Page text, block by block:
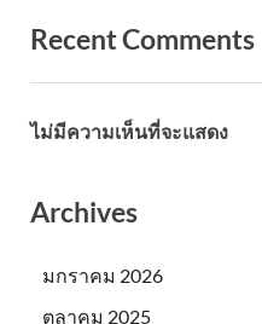
Recent Comments
ไม่มีความเห็นที่จะแสดง
Archives
มกราคม 2026
ตุลาคม 2025